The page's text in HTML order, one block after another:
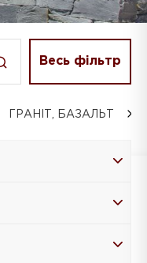
Весь фільтр
ГРАНІТ, БАЗАЛЬТ